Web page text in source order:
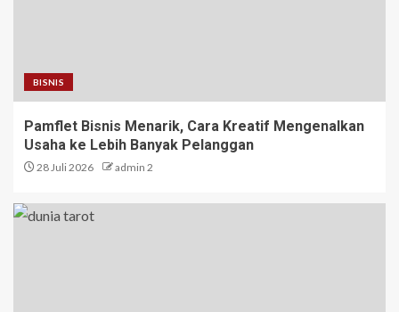
BISNIS
Pamflet Bisnis Menarik, Cara Kreatif Mengenalkan
Usaha ke Lebih Banyak Pelanggan
28 Juli 2026 admin 2